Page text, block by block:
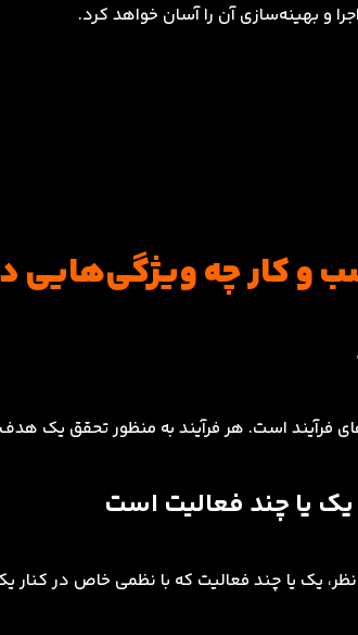
و بهینه‌سازی آن را آسان خواهد کرد.
و کار چه ویژگی‌هایی
فرآیند است. هر فرآیند به منظور تحقق یک
یا چند فعالیت است
یک یا چند فعالیت که با نظمی خاص در کنار